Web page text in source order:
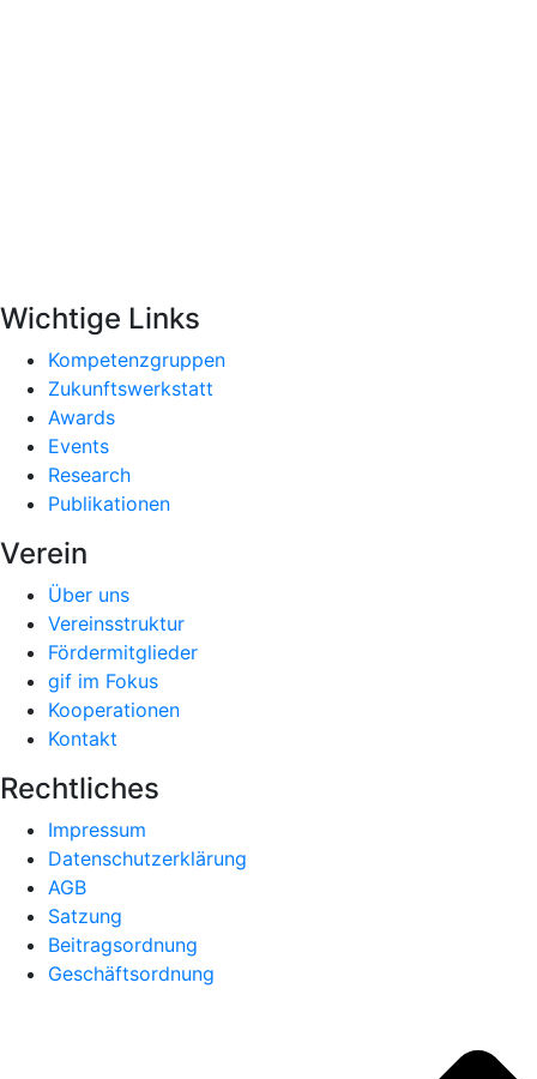
Wichtige Links
Kompetenzgruppen
Zukunftswerkstatt
Awards
Events
Research
Publikationen
Verein
Über uns
Vereinsstruktur
Fördermitglieder
gif im Fokus
Kooperationen
Kontakt
Rechtliches
Impressum
Datenschutzerklärung
AGB
Satzung
Beitragsordnung
Geschäftsordnung